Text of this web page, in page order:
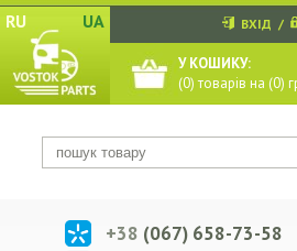
RU UA ВХІД /
У КОШИКУ:
(0) товарів на (0)
+38 (067) 658-73-58